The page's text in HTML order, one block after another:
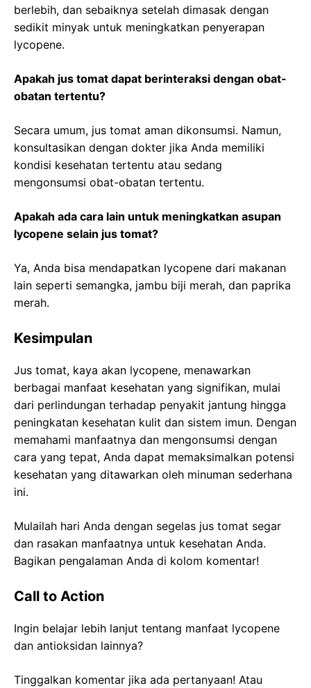
berlebih, dan sebaiknya setelah dimasak dengan
sedikit minyak untuk meningkatkan penyerapan
lycopene.
Apakah jus tomat dapat berinteraksi dengan obat-
obatan tertentu?
Secara umum, jus tomat aman dikonsumsi. Namun,
konsultasikan dengan dokter jika Anda memiliki
kondisi kesehatan tertentu atau sedang
mengonsumsi obat-obatan tertentu.
Apakah ada cara lain untuk meningkatkan asupan
lycopene selain jus tomat?
Ya, Anda bisa mendapatkan lycopene dari makanan
lain seperti semangka, jambu biji merah, dan paprika
merah.
Kesimpulan
Jus tomat, kaya akan lycopene, menawarkan
berbagai manfaat kesehatan yang signifikan, mulai
dari perlindungan terhadap penyakit jantung hingga
peningkatan kesehatan kulit dan sistem imun. Dengan
memahami manfaatnya dan mengonsumsi dengan
cara yang tepat, Anda dapat memaksimalkan potensi
kesehatan yang ditawarkan oleh minuman sederhana
ini.
Mulailah hari Anda dengan segelas jus tomat segar
dan rasakan manfaatnya untuk kesehatan Anda.
Bagikan pengalaman Anda di kolom komentar!
Call to Action
Ingin belajar lebih lanjut tentang manfaat lycopene
dan antioksidan lainnya?
Tinggalkan komentar jika ada pertanyaan! Atau